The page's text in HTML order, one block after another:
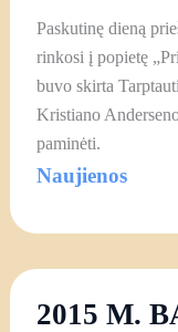
Paskutinę dieną
rinkosi į popietę
buvo skirta
Kristiano
paminėti.
Naujienos
2015 M.